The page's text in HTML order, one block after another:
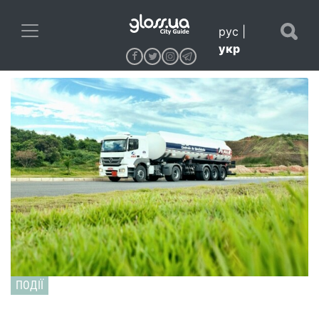
рус
укр
ПОДІЇ